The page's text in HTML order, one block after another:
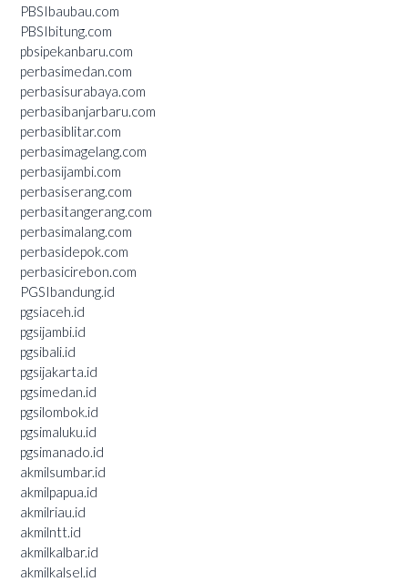
PBSIbaubau.com
PBSIbitung.com
pbsipekanbaru.com
perbasimedan.com
perbasisurabaya.com
perbasibanjarbaru.com
perbasiblitar.com
perbasimagelang.com
perbasijambi.com
perbasiserang.com
perbasitangerang.com
perbasimalang.com
perbasidepok.com
perbasicirebon.com
PGSIbandung.id
pgsiaceh.id
pgsijambi.id
pgsibali.id
pgsijakarta.id
pgsimedan.id
pgsilombok.id
pgsimaluku.id
pgsimanado.id
akmilsumbar.id
akmilpapua.id
akmilriau.id
akmilntt.id
akmilkalbar.id
akmilkalsel.id